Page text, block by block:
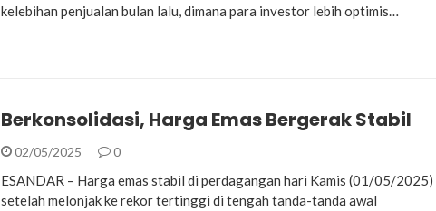
kelebihan penjualan bulan lalu, dimana para investor lebih optimis…
Berkonsolidasi, Harga Emas Bergerak Stabil
02/05/2025 0
ESANDAR – Harga emas stabil di perdagangan hari Kamis (01/05/2025)
setelah melonjak ke rekor tertinggi di tengah tanda-tanda awal